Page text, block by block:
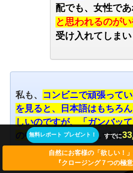
配でも、女性で
と思われるのがい
受け入れてしまい
私も、 コンビニで頑張って
を見ると、日本語はもちろ
しいのですが、「ガンバッ
の中で応援してしまいます。
無料レポート プレゼント！ すでに
自然にお客様の「欲しい！
『クロージング７つの極